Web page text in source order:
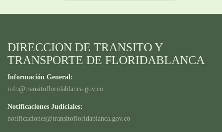
DIRECCION DE TRANSITO Y
TRANSPORTE DE FLORIDABLANCA
Información General:
info@transitofloridablanca.gov.co
Notificaciones Judiciales:
notificaciones@transitofloridablanca.gov.co